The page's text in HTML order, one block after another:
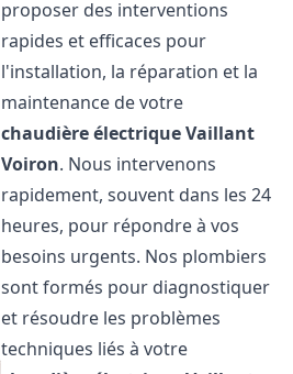
proposer des interventions
rapides et efficaces pour
l'installation, la réparation et la
maintenance de votre
chaudière électrique Vaillant
Voiron. Nous intervenons
rapidement, souvent dans les 24
heures, pour répondre à vos
besoins urgents. Nos plombiers
sont formés pour diagnostiquer
et résoudre les problèmes
techniques liés à votre